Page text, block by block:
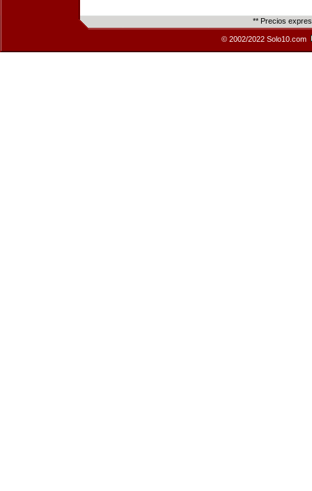
** Precios
© 2002/2022 Solo10.com